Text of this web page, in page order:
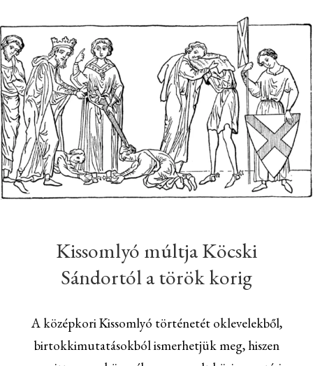
Kissomlyó múltja Köcski
Sándortól a török korig
A középkori Kissomlyó történetét oklevelekből,
birtokkimutatásokból ismerhetjük meg, hiszen